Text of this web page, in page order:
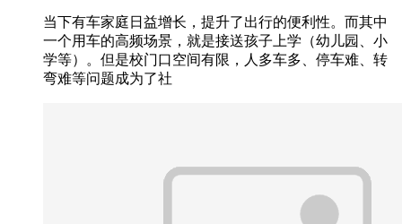
当下有车家庭日益增长，提升了出行的便利性。而其中
一个用车的高频场景，就是接送孩子上学（幼儿园、小
学等）。但是校门口空间有限，人多车多、停车难、转
弯难等问题成为了社